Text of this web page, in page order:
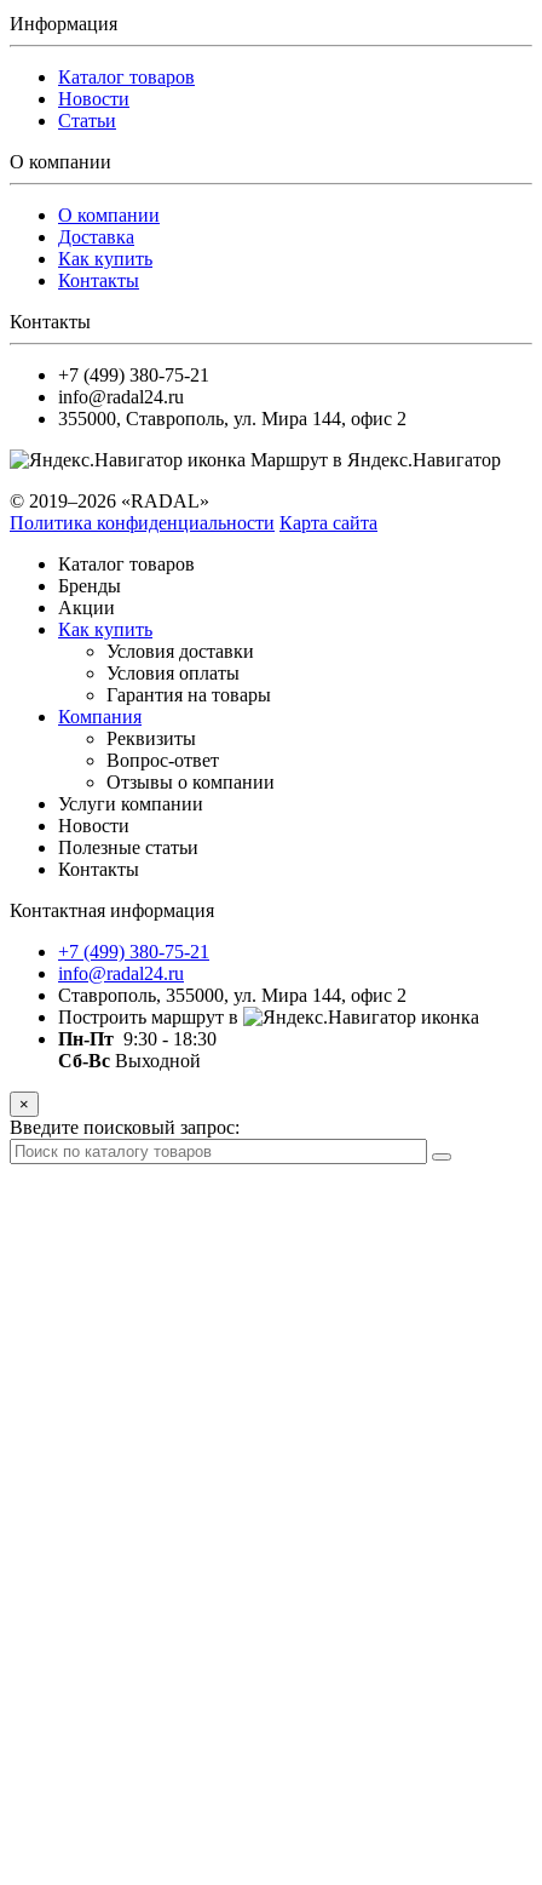
Информация
Каталог товаров
Новости
Статьи
О компании
О компании
Доставка
Как купить
Контакты
Контакты
+7 (499) 380-75-21
info@radal24.ru
355000, Ставрополь, ул. Мира 144, офис 2
Маршрут в Яндекс.Навигатор
© 2019–2026 «RADAL»
Политика конфиденциальности Карта сайта
Каталог товаров
Бренды
Акции
Как купить
Условия доставки
Условия оплаты
Гарантия на товары
Компания
Реквизиты
Вопрос-ответ
Отзывы о компании
Услуги компании
Новости
Полезные статьи
Контакты
Контактная информация
+7 (499) 380-75-21
info@radal24.ru
Ставрополь, 355000, ул. Мира 144, офис 2
Построить маршрут в
Пн-Пт 9:30 - 18:30
Сб-Вс Выходной
×
Введите поисковый запрос: